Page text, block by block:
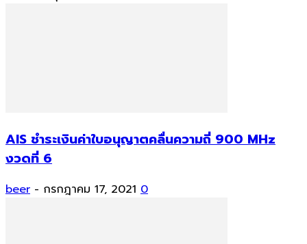
AIS ชำระเงินค่าใบอนุญาตคลื่นความถี่ 900 MHz
งวดที่ 6
beer - กรกฎาคม 17, 2021 0